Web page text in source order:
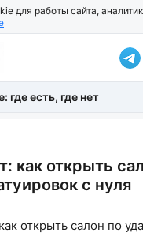
для работы сайта,
где есть, где нет
как открыть
с нуля